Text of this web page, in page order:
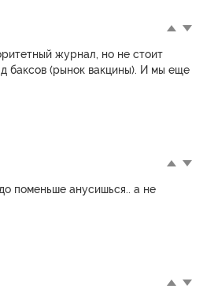
журнал, но не стоит
баксов (рынок вакцины). И мы еще
поменьше анусишься.. а не